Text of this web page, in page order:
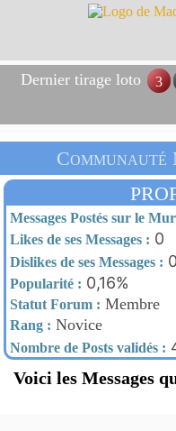
Dernier tirage loto 3
Messages Postés sur le
Likes de ses Messages : 0
Dislikes de ses Messages : 0
Popularité : 0,16%
Statut Forum : Membre
Rang : Novice
Nombre de Posts validés :
Voici les Messages